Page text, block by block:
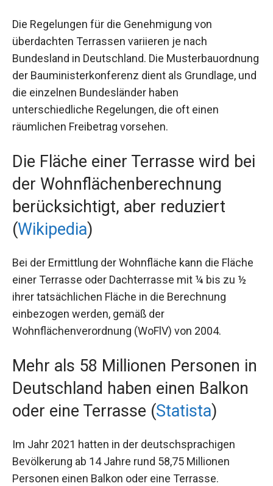
Die Regelungen für die Genehmigung von
überdachten Terrassen variieren je nach
Bundesland in Deutschland. Die Musterbauordnung
der Bauministerkonferenz dient als Grundlage, und
die einzelnen Bundesländer haben
unterschiedliche Regelungen, die oft einen
räumlichen Freibetrag vorsehen.
Die Fläche einer Terrasse wird bei
der Wohnflächenberechnung
berücksichtigt, aber reduziert
(Wikipedia)
Bei der Ermittlung der Wohnfläche kann die Fläche
einer Terrasse oder Dachterrasse mit ¼ bis zu ½
ihrer tatsächlichen Fläche in die Berechnung
einbezogen werden, gemäß der
Wohnflächenverordnung (WoFlV) von 2004.
Mehr als 58 Millionen Personen in
Deutschland haben einen Balkon
oder eine Terrasse (Statista)
Im Jahr 2021 hatten in der deutschsprachigen
Bevölkerung ab 14 Jahre rund 58,75 Millionen
Personen einen Balkon oder eine Terrasse.